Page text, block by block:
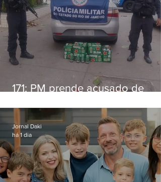
171: PM prende acusado de
Niterói
Jornal Daki
há 1 dia